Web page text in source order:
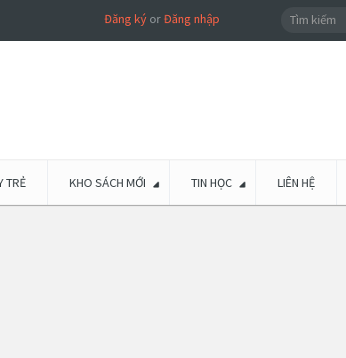
Đăng kýorĐăng nhập
TRẺ KHO SÁCH MỚI TIN HỌC LIÊN HỆ